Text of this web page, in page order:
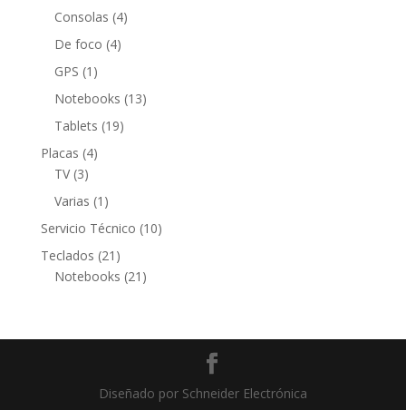
productos
Consolas 44
De foco 44
GPS 1 1
producto
Notebooks 1313
Tablets 1919
Placas 44
TV 33
productos
Varias 1 1
producto
Servicio Técnico 1010
Teclados 21 21
productos
Notebooks 21 21
Diseñado por Schneider Electrónica